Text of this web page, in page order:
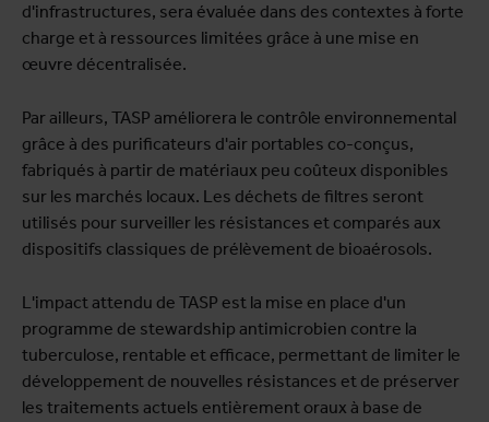
d'infrastructures, sera évaluée dans des contextes à forte
charge et à ressources limitées grâce à une mise en
œuvre décentralisée.
Par ailleurs, TASP améliorera le contrôle environnemental
grâce à des purificateurs d'air portables co-conçus,
fabriqués à partir de matériaux peu coûteux disponibles
sur les marchés locaux. Les déchets de filtres seront
utilisés pour surveiller les résistances et comparés aux
dispositifs classiques de prélèvement de bioaérosols.
L'impact attendu de TASP est la mise en place d'un
programme de stewardship antimicrobien contre la
tuberculose, rentable et efficace, permettant de limiter le
développement de nouvelles résistances et de préserver
les traitements actuels entièrement oraux à base de